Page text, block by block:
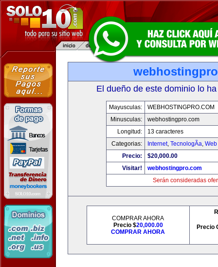
El dueño de este dominio lo
Mayusculas:
WEBHOSTINGPRO.COM
Minusculas:
webhostingpro.com
Longitud:
13 caracteres
Categorias:
Internet, TecnologÃ­a,
Precio:
$20,000.00
Visitar!
webhostingpro.com
Serán consideradas
COMPRAR AHORA
Precio $20,000.00
COMPRAR AHORA
Precio